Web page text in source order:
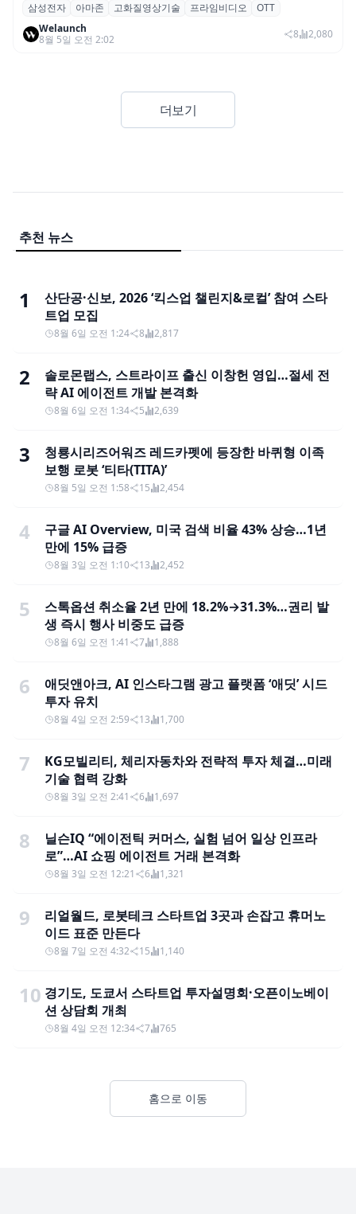
삼성전자·아마존, 프라임 비디오에 ‘HDR10+
어드밴스드’ 적용
삼성전자 아마존 고화질영상기술 프라임비디오
OTT
Welaunch
8월 5일 오전 2:02
8 2,080
더보기
추천 뉴스
1
산단공·신보, 2026 ‘킥스업 챌린지&로컬’ 참여 스타
트업 모집
8월 6일 오전 1:24 8 2,817
2
솔로몬랩스, 스트라이프 출신 이창헌 영입…절세 전
략 AI 에이전트 개발 본격화
8월 6일 오전 1:34 5 2,639
3
청룡시리즈어워즈 레드카펫에 등장한 바퀴형 이족
보행 로봇 ‘티타(TITA)’
8월 5일 오전 1:58 15 2,454
4
구글 AI Overview, 미국 검색 비율 43% 상승…1년
만에 15% 급증
8월 3일 오전 1:10 13 2,452
5
스톡옵션 취소율 2년 만에 18.2%→31.3%…권리 발
생 즉시 행사 비중도 급증
8월 6일 오전 1:41 7 1,888
6
애딧앤아크, AI 인스타그램 광고 플랫폼 ‘애딧’ 시드
투자 유치
8월 4일 오전 2:59 13 1,700
7
KG모빌리티, 체리자동차와 전략적 투자 체결…미래
기술 협력 강화
8월 3일 오전 2:41 6 1,697
8
닐슨IQ “에이전틱 커머스, 실험 넘어 일상 인프라
로”…AI 쇼핑 에이전트 거래 본격화
8월 3일 오전 12:21 6 1,321
9
리얼월드, 로봇테크 스타트업 3곳과 손잡고 휴머노
이드 표준 만든다
8월 7일 오전 4:32 15 1,140
10 경기도, 도쿄서 스타트업 투자설명회·오픈이노베이
션 상담회 개최
8월 4일 오전 12:34 7 765
홈으로 이동